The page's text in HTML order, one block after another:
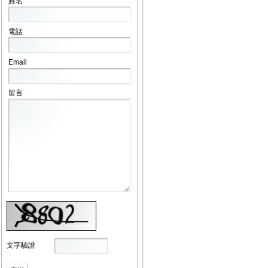
電話
Email
留言
文字驗證